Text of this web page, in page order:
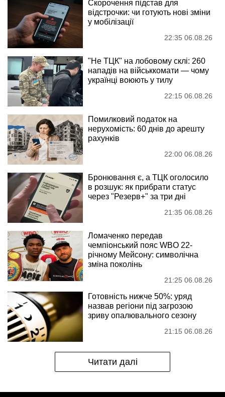
Скорочення підстав для
відстрочки: чи готують нові зміни
у мобілізації
22:35 06.08.26
"Не ТЦК" на лобовому склі: 260
нападів на військкомати — чому
українці воюють у тилу
22:15 06.08.26
Помилковий податок на
нерухомість: 60 днів до арешту
рахунків
22:00 06.08.26
Бронювання є, а ТЦК оголосило
в розшук: як прибрати статус
через "Резерв+" за три дні
21:35 06.08.26
Ломаченко передав
чемпіонський пояс WBO 22-
річному Мейсону: символічна
зміна поколінь
21:25 06.08.26
Готовність нижче 50%: уряд
назвав регіони під загрозою
зриву опалювального сезону
21:15 06.08.26
Читати далі